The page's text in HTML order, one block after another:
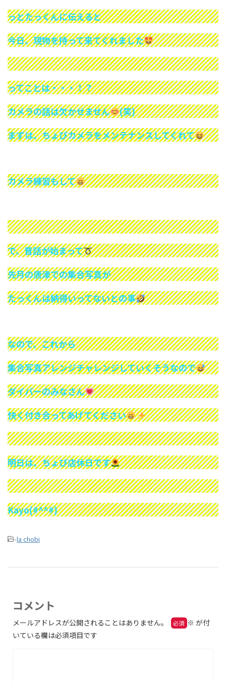
っとたっくんに伝えると
今日、現物を持って来てくれました
ってことは・・・！？
カメラの話は欠かせません
(笑)
まずは、ちょびカメラをメンテナンスしてくれて
カメラ練習もして
で、昔話が始まって
先月の唐津での集合写真が
たっくんは納得いってないとの事
なので、これから
集合写真アレンジチャレンジしていくそうなので
ダイバーのみなさん
快く付き合ってあげてください
明日は、ちょび店休日です
Kayo(#^^#)
-la chobi
コメント
メールアドレスが公開されることはありません。 ※ が付
いている欄は必須項目です